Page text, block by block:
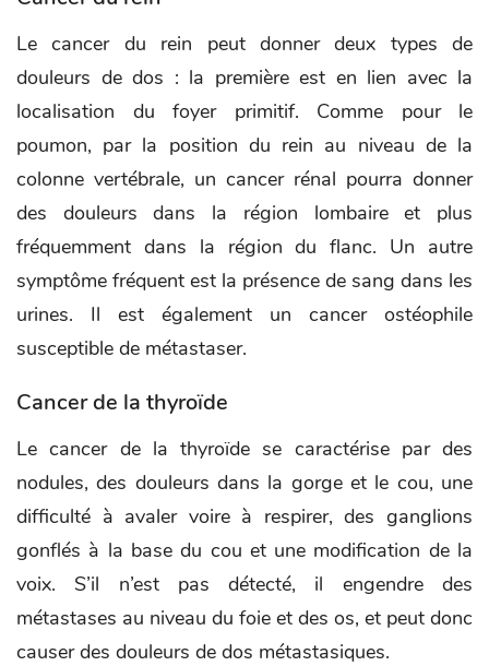
Le cancer du rein peut donner deux types de
douleurs de dos : la première est en lien avec la
localisation du foyer primitif. Comme pour le
poumon, par la position du rein au niveau de la
colonne vertébrale, un cancer rénal pourra donner
des douleurs dans la région lombaire et plus
fréquemment dans la région du flanc. Un autre
symptôme fréquent est la présence de sang dans les
urines. Il est également un cancer ostéophile
susceptible de métastaser.
Cancer de la thyroïde
Le cancer de la thyroïde se caractérise par des
nodules, des douleurs dans la gorge et le cou, une
difficulté à avaler voire à respirer, des ganglions
gonflés à la base du cou et une modification de la
voix. S’il n’est pas détecté, il engendre des
métastases au niveau du foie et des os, et peut donc
causer des douleurs de dos métastasiques.